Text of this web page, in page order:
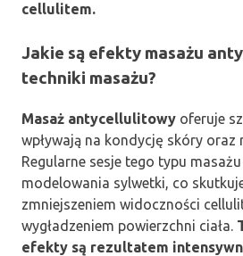
cellulitem.
Jakie są efekty masażu
techniki masażu?
Masaż antycellulitowy oferuje
wpływają na kondycję skóry oraz
Regularne sesje tego typu
modelowania sylwetki, co
zmniejszeniem widoczności
wygładzeniem powierzchni ciała.
efekty są rezultatem